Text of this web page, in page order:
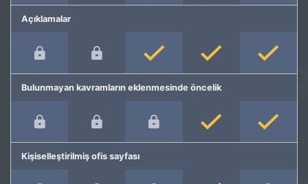
Açıklamalar
Bulunmayan kavramların eklenmesinde öncelik
Kişiselleştirilmiş ofis sayfası